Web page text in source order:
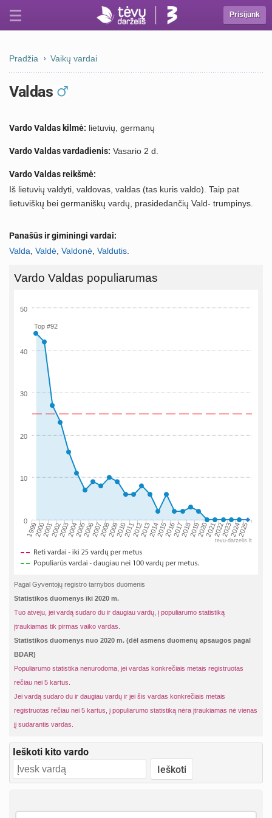
Prisijunk
Pradžia Vaikų vardai
Valdas
Vardo Valdas kilmė: lietuvių, germanų
Vardo Valdas vardadienis: Vasario 2 d.
Vardo Valdas reikšmė:
Iš lietuvių valdyti, valdovas, valdas (tas kuris valdo). Taip pat
lietuviškų bei germaniškų vardų, prasidedančių Vald- trumpinys.
Panašūs ir giminingi vardai:
Valda Valdė Valdonė Valdutis
Vardo Valdas populiarumas
Top #92
199920002001200220032004200520062007200820092010201120122013201420152016201720182019202020212022202320242025
0
10
20
30
40
50
tevu-darzelis.lt
Pagal Gyventojų registro tarnybos duomenis
Statistikos duomenys iki 2020 m.
Tuo atveju, jei vardą sudaro du ir daugiau vardų, į populiarumo statistiką
įtraukiamas tik pirmas vaiko vardas.
Statistikos duomenys nuo 2020 m. (dėl asmens duomenų apsaugos pagal
BDAR)
Populiarumo statistika nenurodoma, jei vardas konkrečiais metais registruotas
rečiau nei 5 kartus.
Jei vardą sudaro du ir daugiau vardų ir jei šis vardas konkrečiais metais
registruotas rečiau nei 5 kartus, į populiarumo statistiką nėra įtraukiamas nė vienas
jį sudarantis vardas.
Ieškoti kito vardo